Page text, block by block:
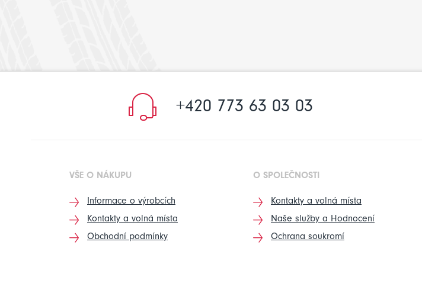
+420 773 63 03 03
VŠE O NÁKUPU
Informace o výrobcích
Kontakty a volná místa
Obchodní podmínky
O SPOLEČNOSTI
Kontakty a volná místa
Naše služby a Hodnocení
Ochrana soukromí